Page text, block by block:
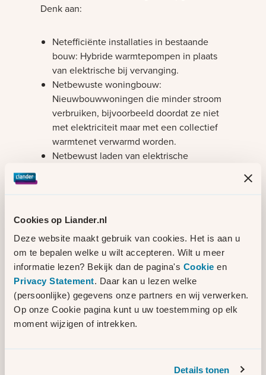
Cookies op Liander.nl
Deze website maakt gebruik van cookies. Het is aan u
om te bepalen welke u wilt accepteren. Wilt u meer
informatie lezen? Bekijk dan de pagina's Cookie en
Privacy Statement. Daar kan u lezen welke
(persoonlijke) gegevens onze partners en wij verwerken.
Op onze Cookie pagina kunt u uw toestemming op elk
moment wijzigen of intrekken.
Details tonen
Denk aan:
Netefficiënte installaties in bestaande
bouw: Hybride warmtepompen in plaats
van elektrische bij vervanging.
Netbewuste woningbouw:
Nieuwbouwwoningen die minder stroom
verbruiken, bijvoorbeeld doordat ze niet
met elektriciteit maar met een collectief
warmtenet verwarmd worden.
Netbewust laden van elektrische
De netbeheerders, provincie, gemeenten en
ministeries werken samen aan de verdere
uitvoering van het pakket aan maatregelen.
Ondertussen blijven de netbeheerders
keihard werken aan de uitbreiding van het
stroomnet en slimme oplossingen om het
bestaande net efficiënter te gebruiken. Ook
TenneT heeft hier meer informatie over.
Lees hier de informatie op de website van